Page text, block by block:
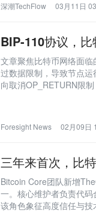
深潮TechFlow 03月11日
BIP-110协议，
文章聚焦比特币网络面
过数据限制，导致节点
向取消OP_RETURN限
Foresight News 02月09日
三年来首次，比
Bitcoin Core团队新增
一。核心维护者负责代码
该角色象征高度信任与技